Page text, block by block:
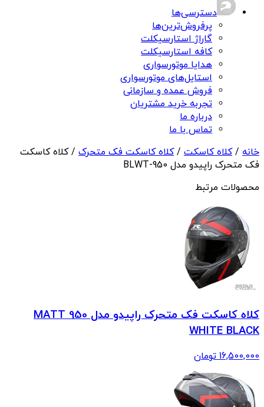
دسترسی‌ها
پرفروش‌ترین‌ها
گاراژ استارسیکلت
کافه استارسیکلت
هدایا موتورسواری
استایل‌های موتورسواری
فروش عمده و سازمانی
تجربه خرید مشتریان
درباره ما
تماس با ما
خانه /کلاه کاسکت /کلاه کاسکت فک متحرک / کلاه کاسکت
فک متحرک راپیدو مدل 950-BLWT
محصولات مرتبط
کلاه کاسکت فک متحرک راپیدو مدل 950 MATT
WHITE BLACK
16,500,000 تومان